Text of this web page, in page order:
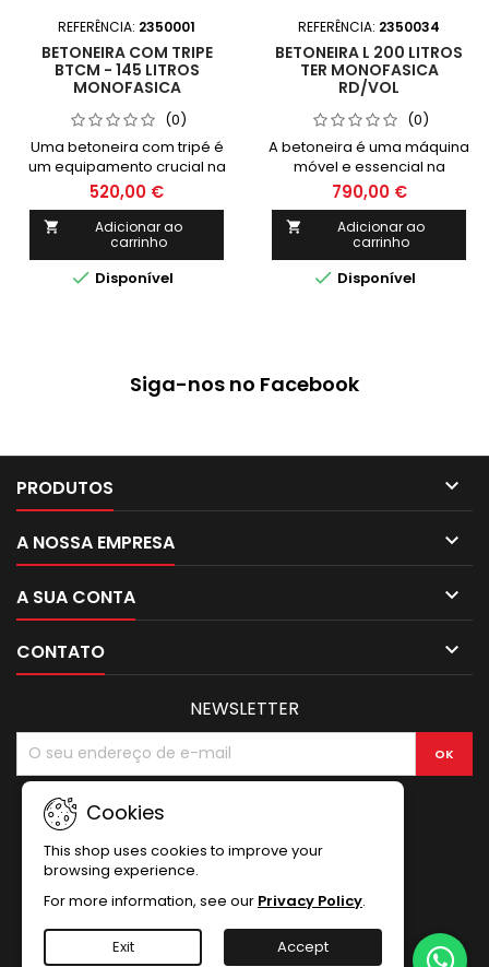
REFERÊNCIA: 2350001
BETONEIRA COM TRIPE
BTCM - 145 LITROS
MONOFASICA
(0)
Uma betoneira com tripé é
um equipamento crucial na
construção civil,
principalmente para obras
que exigem a colocação
de cimento em grandes
volumes e distâncias.
520,00 €

Adicionar ao
carrinho
 Disponível
REFERÊNCIA: 2350034
BETONEIRA L 200 LITROS
TER MONOFASICA
RD/VOL
(0)
A betoneira é uma máquina
móvel e essencial na
construção civil, utilizada
principalmente para a
colocação de cimento em
obras de edificações.
790,00 €

Adicionar ao
carrinho
 Disponível
Siga-nos no Facebook
PRODUTOS 
A NOSSA EMPRESA 
A SUA CONTA 
CONTATO 
Cookies
This shop uses cookies to improve your
browsing experience.
For more information, see our Privacy Policy.
Exit Accept
NEWSLETTER